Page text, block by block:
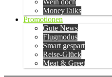
Wein doch
MoneyTalks
Promotionen
Gute News
Flugmodus
Smart gespart
Reise-Glück
Meat & Greet